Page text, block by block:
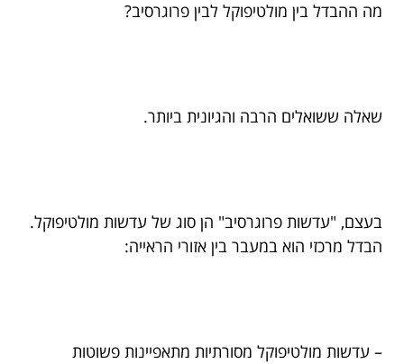
מה ההבדל בין מולטיפוקל לבין פרוגרסיב?
שאלה ששואלים הרבה והגיונית ביותר.
בעצם, "עדשות פרוגרסיב" הן סוג של עדשות מולטיפוקל.
הבדל מרכזי הוא במעבר בין אזורי הראייה:
– עדשות מולטיפוקל מסורתיות מתאפיינות פשוטות